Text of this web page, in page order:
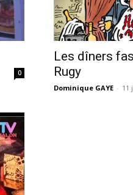
0
Les dîners
Rugy
Dominique GAYE - 11